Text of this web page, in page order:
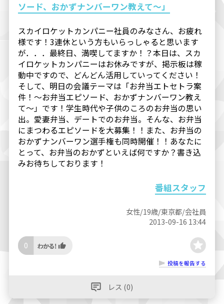
ソード、おかずナンバーワン教えて～」
スカイロケットカンパニー社員のみなさん、お疲れ
様です！3連休という方もいらっしゃると思います
が．．．最終日、満喫してますか！？本日は、スカ
イロケットカンパニーはお休みですが、掲示板は稼
動中ですので、どんどん活用していってください！
そして、明日の会議テーマは「お弁当エトセトラ案
件！～お弁当エピソード、おかずナンバーワン教え
て～」です！学生時代や子供のころのお弁当の思い
出。愛妻弁当、デートでのお弁当。そんな、お弁当
にまつわるエピソードを大募集！！また、お弁当の
おかずナンバーワン選手権も同時開催！！あなたに
とって、お弁当のおかずといえば何ですか？書き込
みお待ちしております！
番組スタッフ
女性/19歳/東京都/会社員
2013-09-16 13:44
0
投稿を報告する
レス (0)